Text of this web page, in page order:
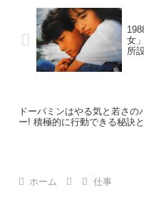
女
所
ドーパミンはやる気と若さの
ー! 積極的に行動できる秘訣
ホーム 仕事